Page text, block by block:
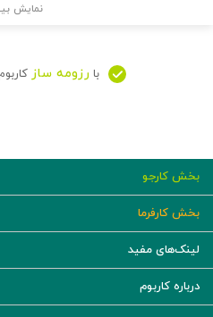
نمایش
با رزومه ساز
بخش کارجو
بخش کارفرما
لینک‌های مفید
درباره کاربوم